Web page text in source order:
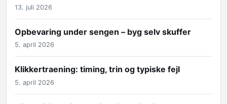
13. juli 2026
Opbevaring under sengen – byg selv skuffer
5. april 2026
Klikkertraening: timing, trin og typiske fejl
5. april 2026